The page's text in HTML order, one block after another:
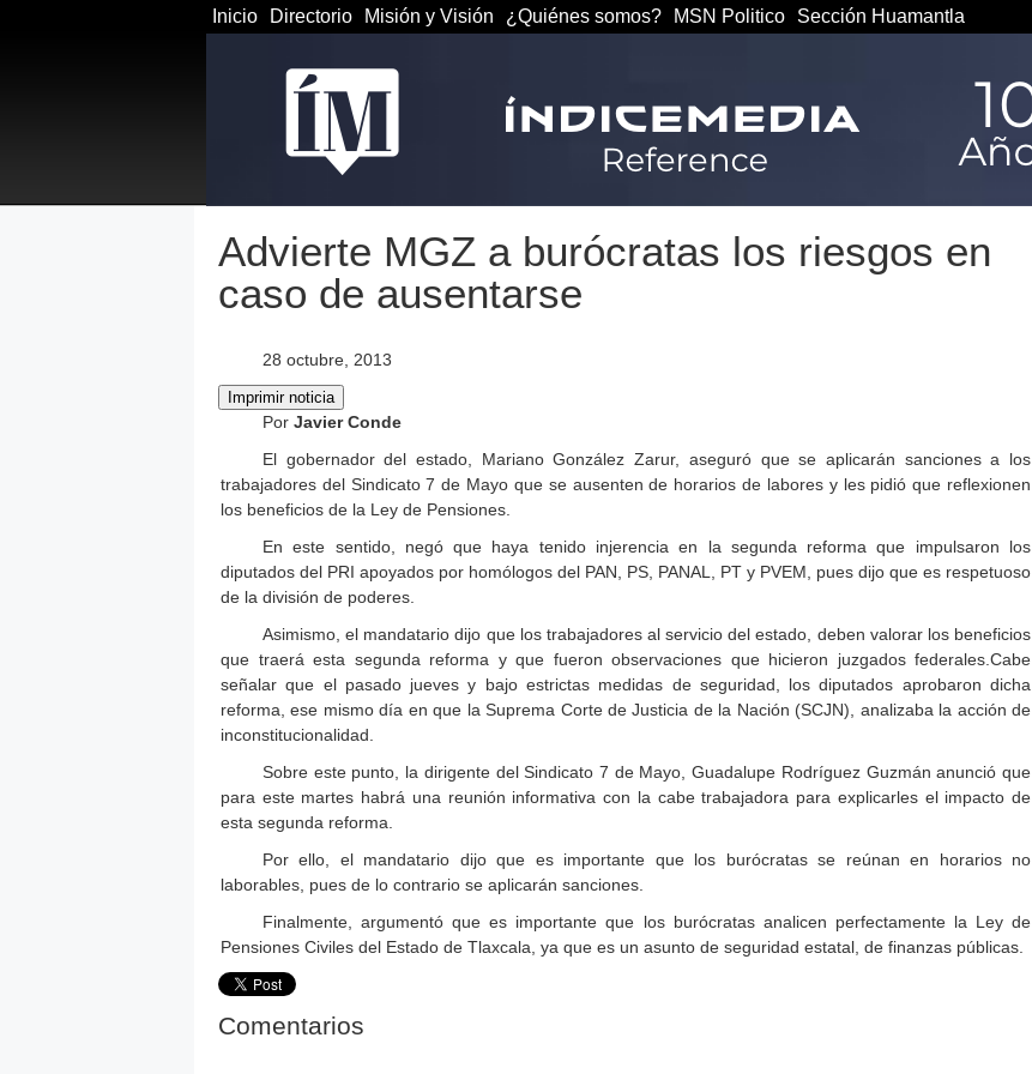
Inicio Directorio Misión y Visión ¿Quiénes somos? MSN Politico Sección Huamantla
Advierte MGZ a burócratas los riesgos en
caso de ausentarse
28 octubre, 2013
Por Javier Conde
El gobernador del estado, Mariano González Zarur, aseguró que se aplicarán sanciones a los
trabajadores del Sindicato 7 de Mayo que se ausenten de horarios de labores y les pidió que reflexionen
los beneficios de la Ley de Pensiones.
En este sentido, negó que haya tenido injerencia en la segunda reforma que impulsaron los
diputados del PRI apoyados por homólogos del PAN, PS, PANAL, PT y PVEM, pues dijo que es respetuoso
de la división de poderes.
Asimismo, el mandatario dijo que los trabajadores al servicio del estado, deben valorar los beneficios
que traerá esta segunda reforma y que fueron observaciones que hicieron juzgados federales.Cabe
señalar que el pasado jueves y bajo estrictas medidas de seguridad, los diputados aprobaron dicha
reforma, ese mismo día en que la Suprema Corte de Justicia de la Nación (SCJN), analizaba la acción de
inconstitucionalidad.
Sobre este punto, la dirigente del Sindicato 7 de Mayo, Guadalupe Rodríguez Guzmán anunció que
para este martes habrá una reunión informativa con la cabe trabajadora para explicarles el impacto de
esta segunda reforma.
Por ello, el mandatario dijo que es importante que los burócratas se reúnan en horarios no
laborables, pues de lo contrario se aplicarán sanciones.
Finalmente, argumentó que es importante que los burócratas analicen perfectamente la Ley de
Pensiones Civiles del Estado de Tlaxcala, ya que es un asunto de seguridad estatal, de finanzas públicas.
Comentarios